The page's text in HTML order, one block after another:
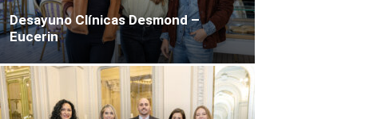
Desayuno Clínicas Desmond –
Eucerin